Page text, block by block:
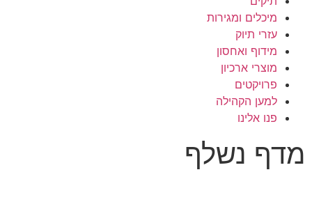
מיכלים ומגירות
עזרי תיוק
מידוף ואחסון
מוצרי ארכיון
פרויקטים
למען הקהילה
פנו אלינו
מדף נשלף